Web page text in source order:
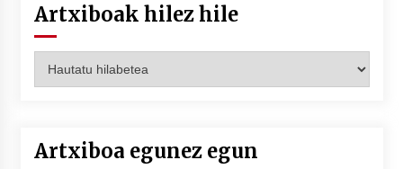
Artxiboak hilez hile
hilez
Artxiboa egunez egun